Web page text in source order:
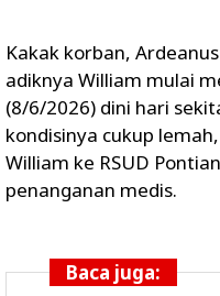
Kakak korban,
adiknya William mulai
(8/6/2026) dini hari
kondisinya cukup
William ke RSUD
penanganan medis.
Baca juga: